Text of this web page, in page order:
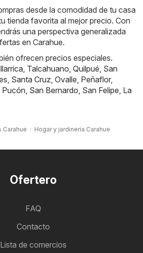
desde la comodidad de tu casa
tienda favorita al mejor precio. Con
una perspectiva generalizada
en Carahue.
ofrecen precios especiales.
, Talcahuano, Quilpué, San
, Santa Cruz, Ovalle, Peñaflor,
Pucón, San Bernardo, San Felipe, La
Carahue Hogar y jardinería Carahue
Ofertero
FAQ
Contacto
Lista de comercios